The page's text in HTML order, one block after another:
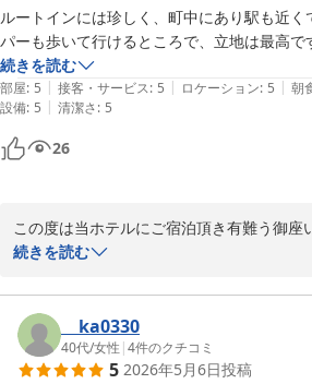
ぜひまた、恵那市観光などでお寄りの際に
だけましたら幸いです。
お忙しい中、貴重なご意見を賜りありがと
ホテルルートイン恵那
フロント　藤田
ホテルルートイン恵那
ルートインには珍しく、町中にあり駅も近
パーも歩いて行けるところで、立地は最高で
続きを読む
部屋: 5 | 接客・サービス: 5 | ロケーション: 5 | 朝
設備: 5 | 清潔さ: 5
26
この度は当ホテルにご宿泊頂き有難う御座
ホテルの近隣には、スーパー、コンビニ、
地図が御座いますのでご利用いただけます
お客様のお声を励みにスタッフ一同精進し
お客様のまたのご利用を心よりスタッフ一同
お待ちしております。
続きを読む
ka0330
40代/女性 |4件のクチコミ
5 2026年5月6日投稿